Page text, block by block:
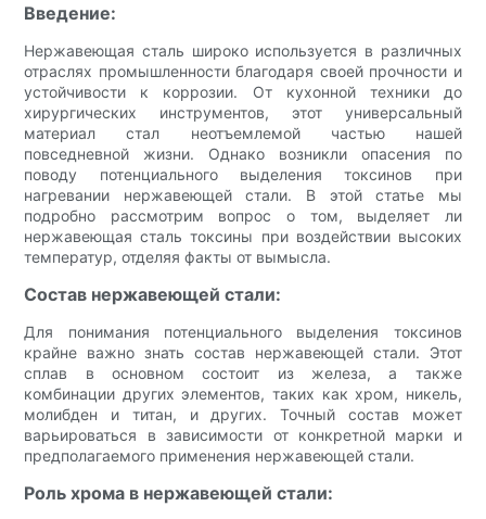
Введение:
Нержавеющая сталь широко используется в различных
отраслях промышленности благодаря своей прочности и
устойчивости к коррозии. От кухонной техники до
хирургических инструментов, этот универсальный
материал стал неотъемлемой частью нашей
повседневной жизни. Однако возникли опасения по
поводу потенциального выделения токсинов при
нагревании нержавеющей стали. В этой статье мы
подробно рассмотрим вопрос о том, выделяет ли
нержавеющая сталь токсины при воздействии высоких
температур, отделяя факты от вымысла.
Состав нержавеющей стали:
Для понимания потенциального выделения токсинов
крайне важно знать состав нержавеющей стали. Этот
сплав в основном состоит из железа, а также
комбинации других элементов, таких как хром, никель,
молибден и титан, и других. Точный состав может
варьироваться в зависимости от конкретной марки и
предполагаемого применения нержавеющей стали.
Роль хрома в нержавеющей стали: